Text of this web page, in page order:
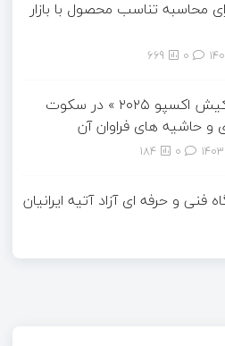
محاسبه تناسب محصول با بازار
669
افتتاح « کیش اکسپو ۲۰۲۵ » در سکوت
و حاشیه های فراوان آن
184
و حرفه ای آزاد آتیه ایرانیان